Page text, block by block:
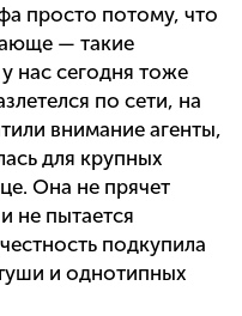
просто потому, что
— такие
нас сегодня тоже
по сети, на
внимание агенты,
для крупных
Она не прячет
не пытается
подкупила
и однотипных